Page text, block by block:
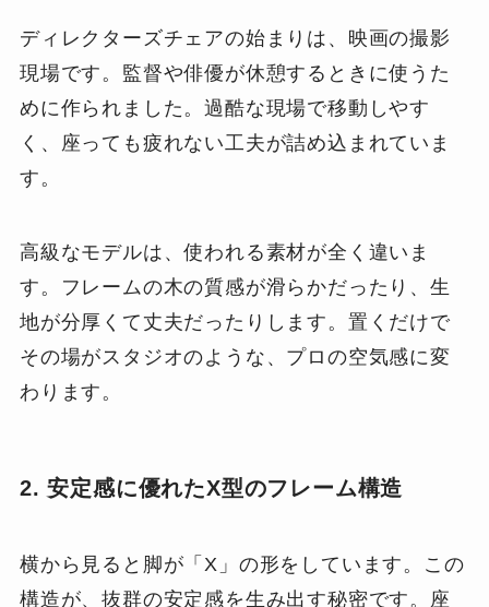
ディレクターズチェアの始まりは、映画の撮影
現場です。監督や俳優が休憩するときに使うた
めに作られました。過酷な現場で移動しやす
く、座っても疲れない工夫が詰め込まれていま
す。
高級なモデルは、使われる素材が全く違いま
す。フレームの木の質感が滑らかだったり、生
地が分厚くて丈夫だったりします。置くだけで
その場がスタジオのような、プロの空気感に変
わります。
2. 安定感に優れたX型のフレーム構造
横から見ると脚が「X」の形をしています。この
構造が、抜群の安定感を生み出す秘密です。座